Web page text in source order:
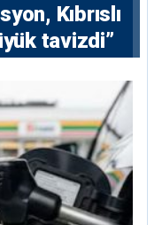
Kıbrıslı
tavizdi”